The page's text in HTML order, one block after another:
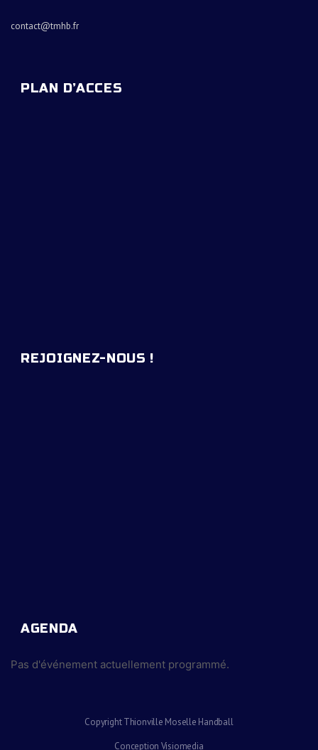
contact@tmhb.fr
PLAN D’ACCES
REJOIGNEZ-NOUS !
AGENDA
Pas d'événement actuellement programmé.
Copyright Thionville Moselle Handball
Conception Visiomedia